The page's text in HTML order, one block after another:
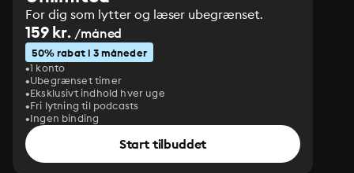
For dig som lytter og læser ubegrænset.
159 kr. /måned
50% rabat i 3 måneder
1 konto
Ubegrænset timer
Eksklusivt indhold hver uge
Fri lytning til podcasts
Ingen binding
Start tilbuddet